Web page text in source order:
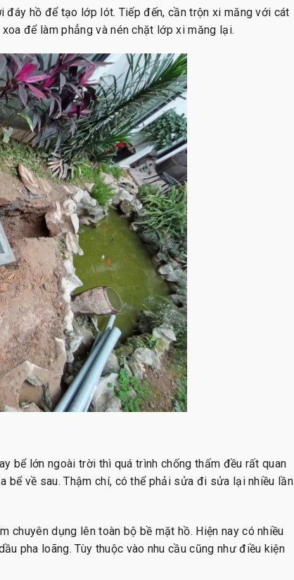
hồ để tạo lớp lót. Tiếp đến, cần trộn xi măng với cát
để làm phẳng và nén chặt lớp xi măng lại.
bể lớn ngoài trời thì quá trình chống thấm đều rất quan
bể về sau. Thậm chí, có thể phải sửa đi sửa lại nhiều lần
chuyên dụng lên toàn bộ bề mặt hồ. Hiện nay có nhiều
pha loãng. Tùy thuộc vào nhu cầu cũng như điều kiện